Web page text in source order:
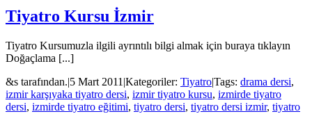
Tiyatro Kursu İzmir
Tiyatro Kursumuzla ilgili ayrıntılı bilgi almak için buraya tıklayın
Doğaçlama [...]
&s tarafından.|5 Mart 2011 |Kategoriler: Tiyatro|Tags: drama dersi,
izmir karşıyaka tiyatro dersi, izmir tiyatro kursu, izmirde tiyatro
dersi, izmirde tiyatro eğitimi, tiyatro dersi, tiyatro dersi izmir, tiyatro